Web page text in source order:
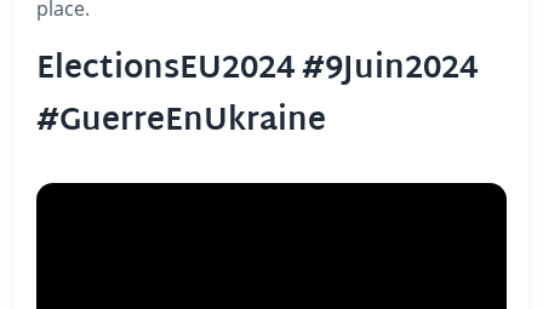
place.
ElectionsEU2024 #9Juin2024
#GuerreEnUkraine